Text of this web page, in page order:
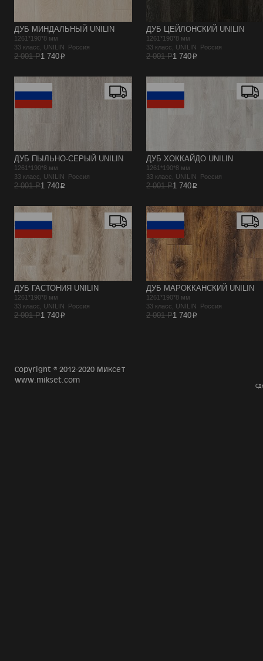
ДУБ МИНДАЛЬНЫЙ UNILIN
1261*190*8 мм
33 класс, UNILIN Россия
2 001 Р1 740p
ДУБ ЦЕЙЛОНСКИЙ UNILIN
1261*190*8 мм
33 класс, UNILIN Россия
2 001 Р1 740p
ДУБ ПЫЛЬНО-СЕРЫЙ UNILIN
1261*190*8 мм
33 класс, UNILIN Россия
2 001 Р1 740p
ДУБ ХОККАЙДО UNILIN
1261*190*8 мм
33 класс, UNILIN Россия
2 001 Р1 740p
ДУБ ГАСТОНИЯ UNILIN
1261*190*8 мм
33 класс, UNILIN Россия
2 001 Р1 740p
ДУБ МАРОККАНСКИЙ UNILIN
1261*190*8 мм
33 класс, UNILIN Россия
2 001 Р1 740p
Copyright © 2012-2020 Миксет
www.mikset.com